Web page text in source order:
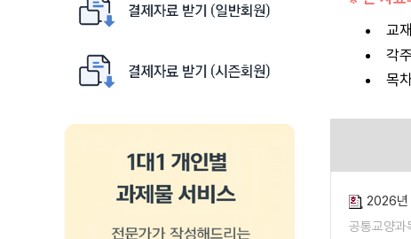
교
각
목
2026년
공통교양과